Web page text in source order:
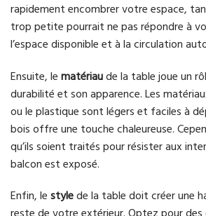
rapidement encombrer votre espace,
trop petite pourrait ne pas répondre à
l’espace disponible et à la circulation
Ensuite, le matériaude la table joue un
durabilité et son apparence. Les
ou le plastique sont légers et faciles à
bois offre une touche chaleureuse.
qu’ils soient traités pour résister aux
balcon est exposé.
Enfin, le stylede la table doit créer une